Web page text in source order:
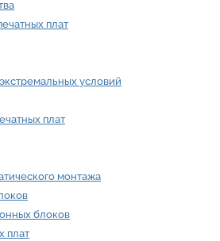
плат
условий
плат
монтажа
блоков
плат